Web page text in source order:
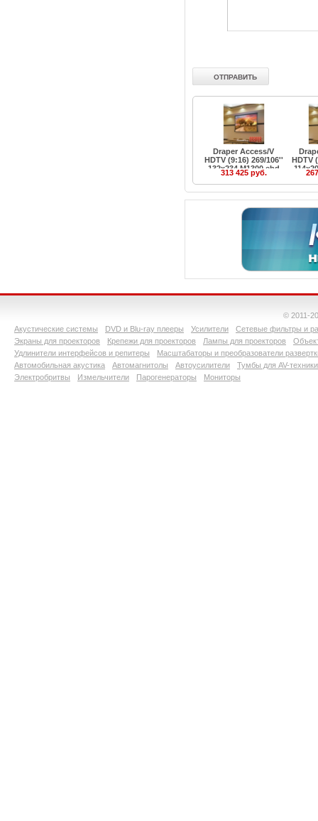
Draper Access/V
HDTV (9:16) 269/106''
132x234 M1300 ebd
30''
313 425 руб.
HDTV
© 2011-
Акустические системы
DVD и Blu-ray плееры Усилители
Сетевые фильтры и
Экраны для проекторов
Крепежи для проекторов Лампы для проекторов
Удлинители интерфейсов и репитеры
Масштабаторы и преобразователи
Автомобильная акустика
Автомагнитолы Автоусилители
Тумбы для AV-техники
Электробритвы
Измельчители Парогенераторы Мониторы